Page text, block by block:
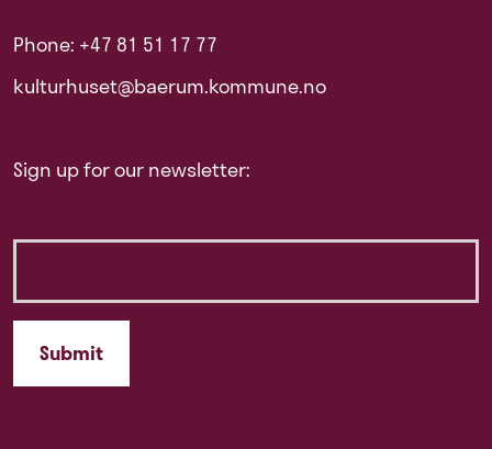
Phone: +47 81 51 17 77
kulturhuset@baerum.kommune.no
Sign up for our newsletter: